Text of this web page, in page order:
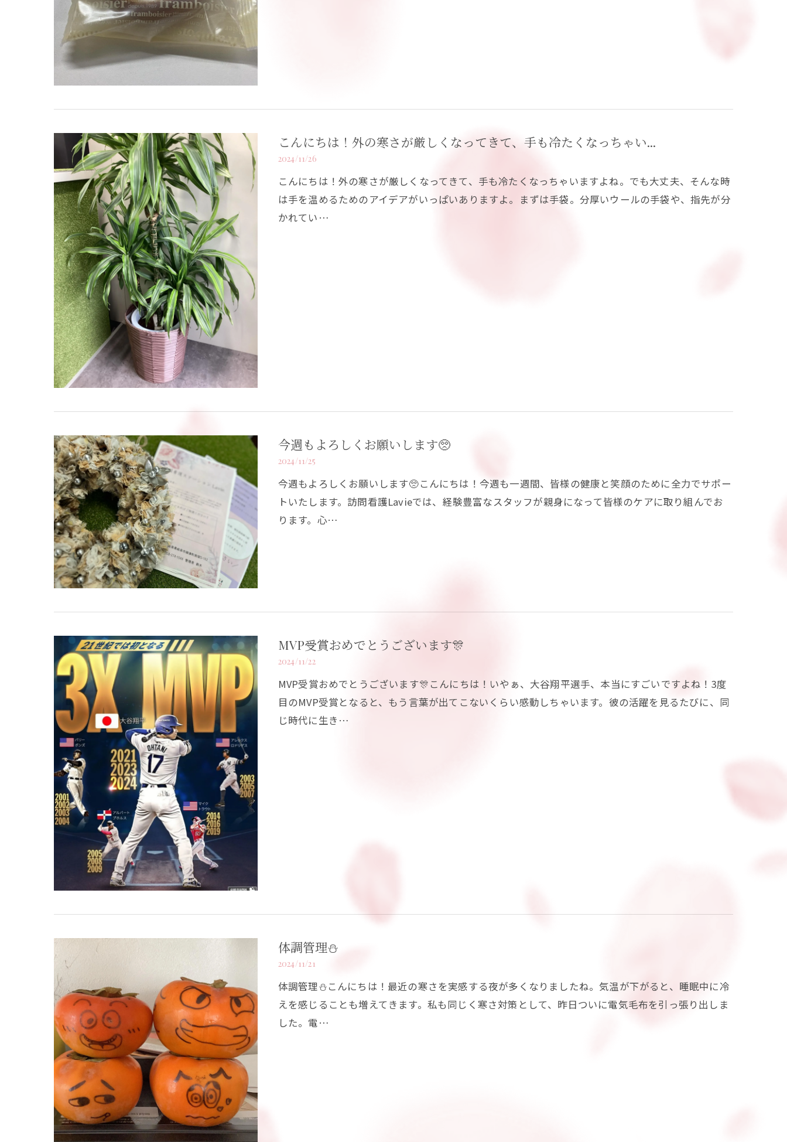
こんにちは！外の寒さが厳しくなってきて、手も冷たくなっちゃい...
2024/11/26
こんにちは！外の寒さが厳しくなってきて、手も冷たくなっちゃいますよね。でも大丈夫、そんな時
は手を温めるためのアイデアがいっぱいありますよ。まずは手袋。分厚いウールの手袋や、指先が分
かれてい…
今週もよろしくお願いします🥺
2024/11/25
今週もよろしくお願いします🥺こんにちは！今週も一週間、皆様の健康と笑顔のために全力でサポー
トいたします。訪問看護Lavieでは、経験豊富なスタッフが親身になって皆様のケアに取り組んでお
ります。心…
MVP受賞おめでとうございます🎊
2024/11/22
MVP受賞おめでとうございます🎊こんにちは！いやぁ、大谷翔平選手、本当にすごいですよね！3度
目のMVP受賞となると、もう言葉が出てこないくらい感動しちゃいます。彼の活躍を見るたびに、同
じ時代に生き…
体調管理⛄️
2024/11/21
体調管理⛄️こんにちは！最近の寒さを実感する夜が多くなりましたね。気温が下がると、睡眠中に冷
えを感じることも増えてきます。私も同じく寒さ対策として、昨日ついに電気毛布を引っ張り出しま
した。電…